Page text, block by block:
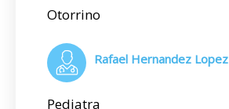
Otorrino
Rafael Hernandez Lopez
Pediatra